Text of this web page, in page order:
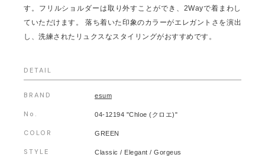
す。フリルショルダーは取り外すことができ、2Wayで着まわし
ていただけます。 落ち着いた印象のカラーがエレガントさを演出
し、洗練されたリュクスなスタイリングがおすすめです。
DETAIL
BRAND esum
No. 04-12194 "Chloe (クロエ)"
COLOR GREEN
STYLE Classic / Elegant / Gorgeus